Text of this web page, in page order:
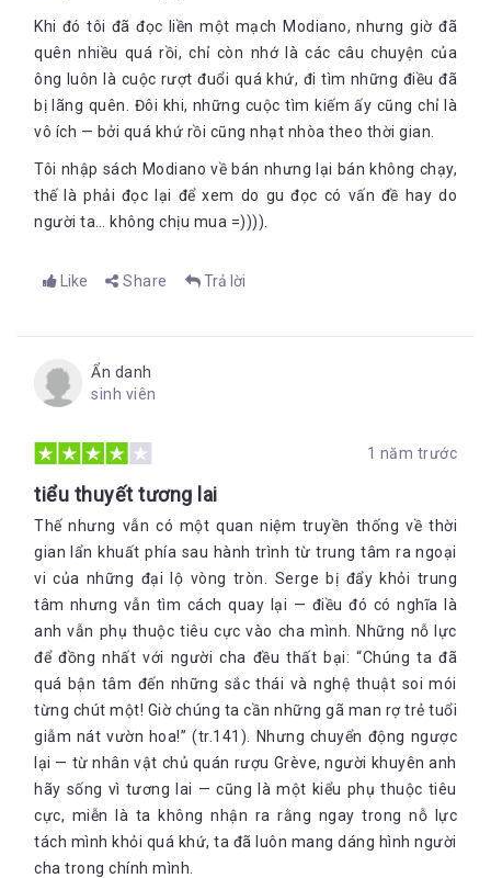
Khi đó tôi đã đọc liền một mạch Modiano, nhưng giờ đã
quên nhiều quá rồi, chỉ còn nhớ là các câu chuyện của
ông luôn là cuộc rượt đuổi quá khứ, đi tìm những điều đã
bị lãng quên. Đôi khi, những cuộc tìm kiếm ấy cũng chỉ là
vô ích — bởi quá khứ rồi cũng nhạt nhòa theo thời gian.
Tôi nhập sách Modiano về bán nhưng lại bán không chạy,
thế là phải đọc lại để xem do gu đọc có vấn đề hay do
người ta… không chịu mua =)))).
Like Share Trả lời
Ẩn danh
sinh viên
1 năm trước
tiểu thuyết tương lai
Thế nhưng vẫn có một quan niệm truyền thống về thời
gian lẩn khuất phía sau hành trình từ trung tâm ra ngoại
vi của những đại lộ vòng tròn. Serge bị đẩy khỏi trung
tâm nhưng vẫn tìm cách quay lại — điều đó có nghĩa là
anh vẫn phụ thuộc tiêu cực vào cha mình. Những nỗ lực
để đồng nhất với người cha đều thất bại: “Chúng ta đã
quá bận tâm đến những sắc thái và nghệ thuật soi mói
từng chút một! Giờ chúng ta cần những gã man rợ trẻ tuổi
giẫm nát vườn hoa!” (tr.141). Nhưng chuyển động ngược
lại — từ nhân vật chủ quán rượu Grève, người khuyên anh
hãy sống vì tương lai — cũng là một kiểu phụ thuộc tiêu
cực, miễn là ta không nhận ra rằng ngay trong nỗ lực
tách mình khỏi quá khứ, ta đã luôn mang dáng hình người
cha trong chính mình.